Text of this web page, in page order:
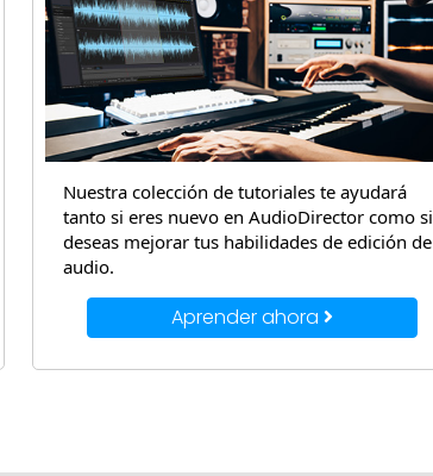
Nuestra colección de tutoriales te ayudará
tanto si eres nuevo en AudioDirector como si
deseas mejorar tus habilidades de edición de
audio.
Aprender ahora